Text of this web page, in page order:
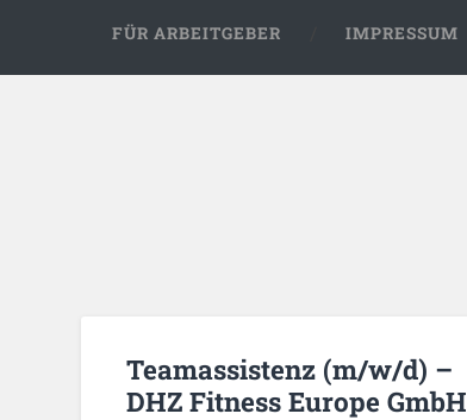
FÜR ARBEITGEBER IMPRESSUM
Teamassistenz (m/w/d) –
DHZ Fitness Europe GmbH